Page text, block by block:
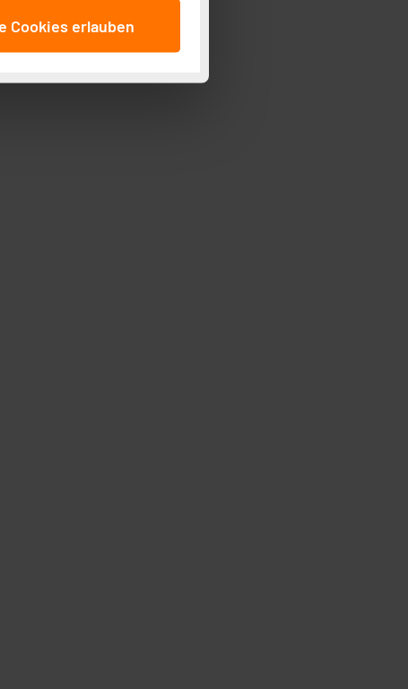
(Art. 6
ist durch Klick auf den
Einstellungen“
dieser Daten zur
von Cookies
Cookies erlauben